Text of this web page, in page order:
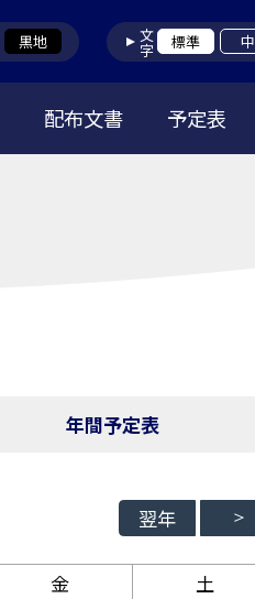
黒地 文字 標準 中
配布文書 予定表
年間予定表
翌年
金
土